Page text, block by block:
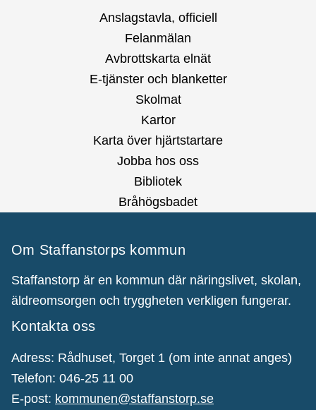
Anslagstavla, officiell
Felanmälan
Avbrottskarta elnät
E-tjänster och blanketter
Skolmat
Kartor
Karta över hjärtstartare
Jobba hos oss
Bibliotek
Bråhögsbadet
Om Staffanstorps kommun
Staffanstorp är en kommun där näringslivet, skolan,
äldreomsorgen och tryggheten verkligen fungerar.
Kontakta oss
Adress: Rådhuset, Torget 1 (om inte annat anges)
Telefon: 046-25 11 00
E-post: kommunen@staffanstorp.se